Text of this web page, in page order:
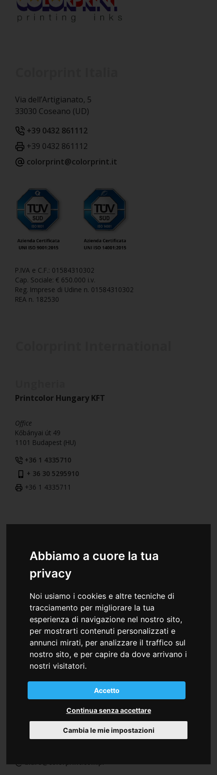
Abbiamo a cuore la tua
privacy
Noi usiamo i cookies e altre tecniche di
tracciamento per migliorare la tua
esperienza di navigazione nel nostro sito,
per mostrarti contenuti personalizzati e
annunci mirati, per analizzare il traffico sul
nostro sito, e per capire da dove arrivano i
nostri visitatori.
Accetto
Continua senza accettare
Cambia le mie impostazioni
Via dell’Artigianato, 5
33030 Coseano (UD)
+39 0432 861112
+39 0432 861112
colorprint@colorprint.it
P.IVA e C.F.: 01584310302
Cap. Sociale: € 650.000 i.v.
Reg. Imprese di Udine n. 01584310302
REA n. 182530
Printcolor Hungary KFT
Office
Kőbányai út 49
1101 Budapest (HU)
+36 1 4335710
+ 36 30 5295910
+36 1 4335711
Romania
Warehouse and Office
Str. Budvar, 41
535600 Odorheiu Secuiesc (RO)
+40 266210600
+40 266206280
Polonia
Colorprint Polska Sp.z.o.o.
ul. 1-go Maja, 21
+48 34 3658116
biuro@colorprint.com.pl